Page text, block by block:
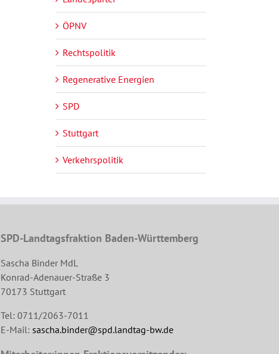
ÖPNV
Rechtspolitik
Regenerative Energien
SPD
Stuttgart
Verkehrspolitik
SPD-Landtagsfraktion Baden-Württemberg
Sascha Binder MdL
Konrad-Adenauer-Straße 3
70173 Stuttgart
Tel: 0711/2063-7011
E-Mail: sascha.binder@spd.landtag-bw.de